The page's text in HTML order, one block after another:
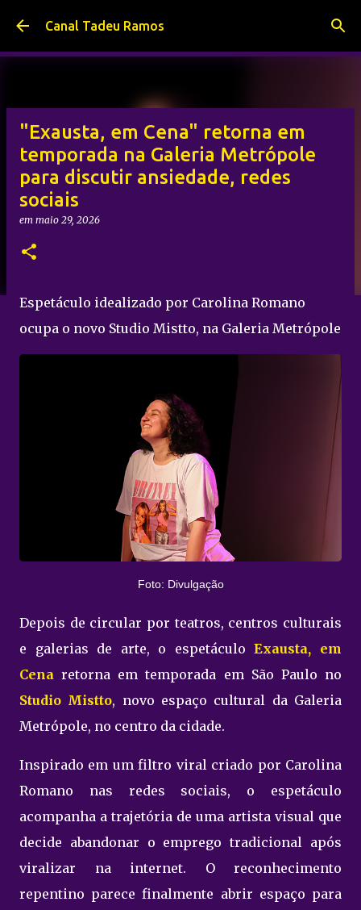
Pular para o conteúdo principal
Canal Tadeu Ramos
"Exausta, em Cena" retorna em
temporada na Galeria Metrópole
para discutir ansiedade, redes
sociais
em maio 29, 2026
Espetáculo idealizado por Carolina Romano
ocupa o novo Studio Mistto, na Galeria Metrópole
Foto: Divulgação
Depois de circular por teatros, centros culturais
e galerias de arte, o espetáculoExausta, em
Cena retorna em temporada em São Paulo no
Studio Mistto, novo espaço cultural da Galeria
Metrópole, no centro da cidade.
Inspirado em um filtro viral criado por Carolina
Romano nas redes sociais, o espetáculo
acompanha a trajetória de uma artista visual que
decide abandonar o emprego tradicional após
viralizar na internet. O reconhecimento
repentino parece finalmente abrir espaço para